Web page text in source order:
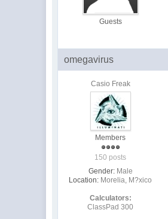
Guests
omegavirus
Casio Freak
Members
150 posts
Gender: Male
Location: Morelia, M?xico
Calculators:
ClassPad 300